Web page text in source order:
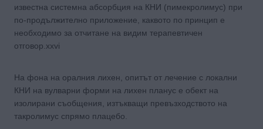
известна системна абсорбция на КНИ (пимекролимус) при
по-продължително приложение, каквото по принцип е
необходимо за отчитане на видим терапевтичен
отговор.xxvi
На фона на оралния лихен, опитът от лечение с локални
КНИ на вулварни форми на лихен планус е обект на
изолирани съобщения, изтъкващи превъзходството на
такролимус спрямо плацебо.